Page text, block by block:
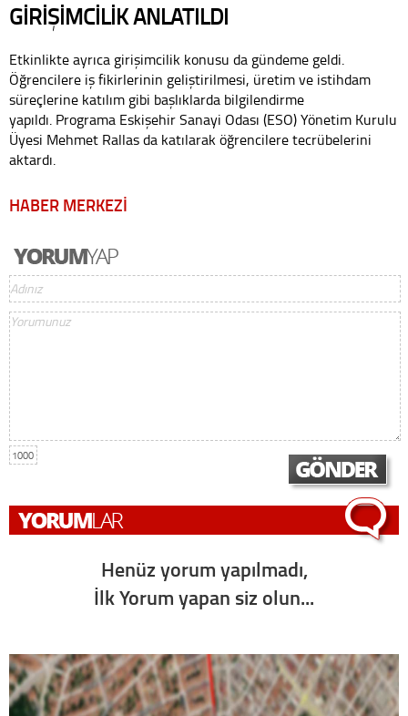
GİRİŞİMCİLİK ANLATILDI
Etkinlikte ayrıca girişimcilik konusu da gündeme geldi.
Öğrencilere iş fikirlerinin geliştirilmesi, üretim ve istihdam
süreçlerine katılım gibi başlıklarda bilgilendirme
yapıldı. Programa Eskişehir Sanayi Odası (ESO) Yönetim Kurulu
Üyesi Mehmet Rallas da katılarak öğrencilere tecrübelerini
aktardı.
HABER MERKEZİ
1000
Henüz yorum yapılmadı,
İlk Yorum yapan siz olun...